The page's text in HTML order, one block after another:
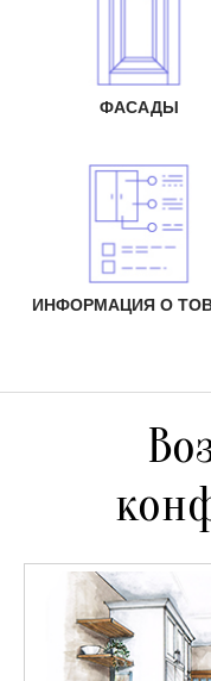
ФАСАДЫ
ИНФОРМАЦИЯ О